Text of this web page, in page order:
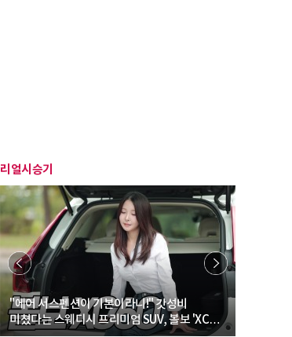
리얼시승기
"에어 서스펜션이 기본이라니!" 갓성비
미쳤다는 스웨디시 프리미엄 SUV, 볼보 'XC60